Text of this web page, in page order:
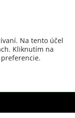
Na tento účel
Kliknutím na